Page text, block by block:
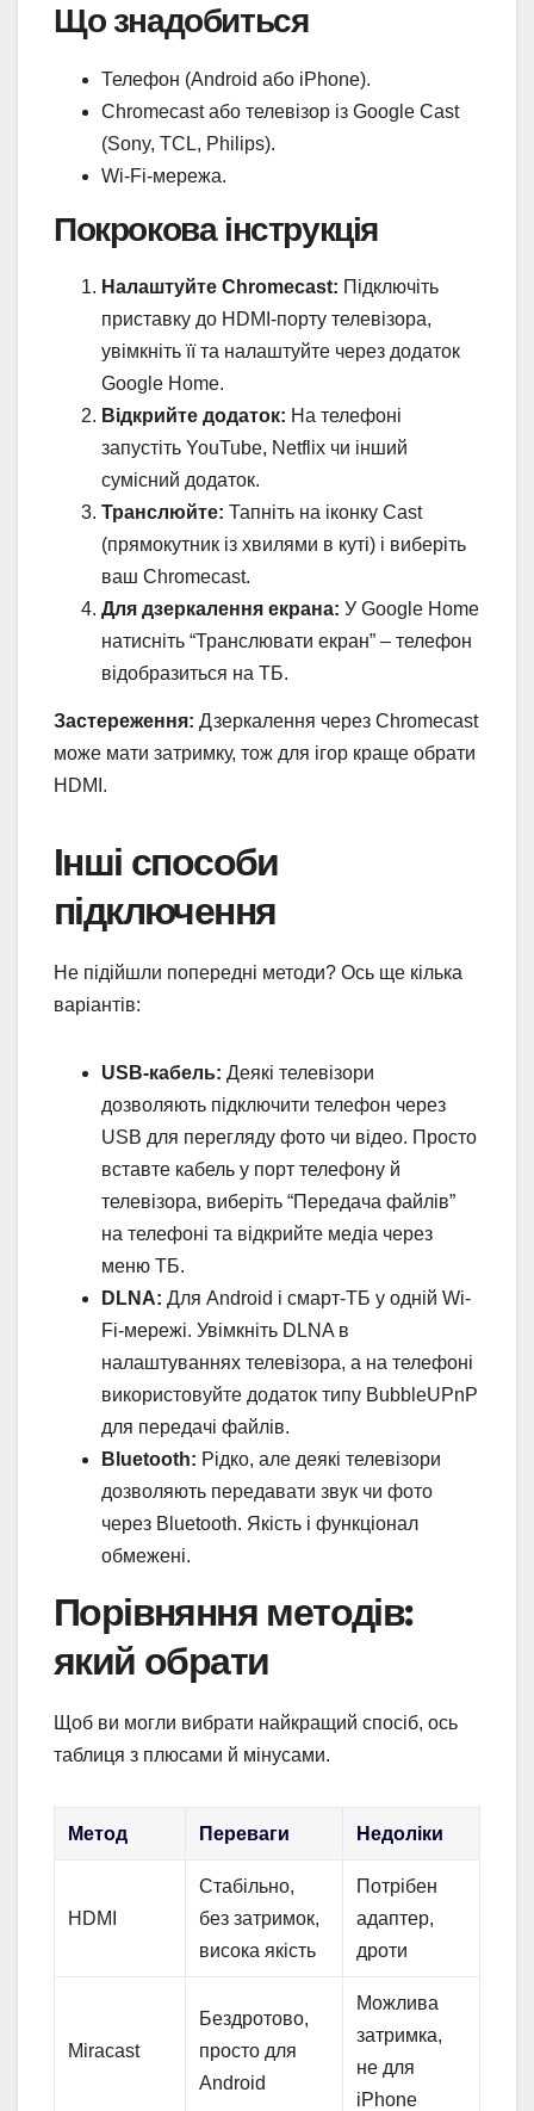
Що знадобиться
Телефон (Android або iPhone).
Chromecast або телевізор із Google Cast
(Sony, TCL, Philips).
Wi-Fi-мережа.
Покрокова інструкція
Налаштуйте Chromecast: Підключіть
приставку до HDMI-порту телевізора,
увімкніть її та налаштуйте через додаток
Google Home.
Відкрийте додаток: На телефоні
запустіть YouTube, Netflix чи інший
сумісний додаток.
Транслюйте: Тапніть на іконку Cast
(прямокутник із хвилями в куті) і виберіть
ваш Chromecast.
Для дзеркалення екрана: У Google Home
натисніть “Транслювати екран” – телефон
відобразиться на ТБ.
Застереження: Дзеркалення через Chromecast
може мати затримку, тож для ігор краще обрати
HDMI.
Інші способи
підключення
Не підійшли попередні методи? Ось ще кілька
варіантів:
USB-кабель: Деякі телевізори
дозволяють підключити телефон через
USB для перегляду фото чи відео. Просто
вставте кабель у порт телефону й
телевізора, виберіть “Передача файлів”
на телефоні та відкрийте медіа через
меню ТБ.
DLNA: Для Android і смарт-ТБ у одній Wi-
Fi-мережі. Увімкніть DLNA в
налаштуваннях телевізора, а на телефоні
використовуйте додаток типу BubbleUPnP
для передачі файлів.
Bluetooth: Рідко, але деякі телевізори
дозволяють передавати звук чи фото
через Bluetooth. Якість і функціонал
обмежені.
Порівняння методів:
який обрати
Щоб ви могли вибрати найкращий спосіб, ось
таблиця з плюсами й мінусами.
Метод Переваги Недоліки
HDMI
Стабільно,
без затримок,
висока якість
Потрібен
адаптер,
дроти
Miracast
Бездротово,
просто для
Android
Можлива
затримка,
не для
iPhone